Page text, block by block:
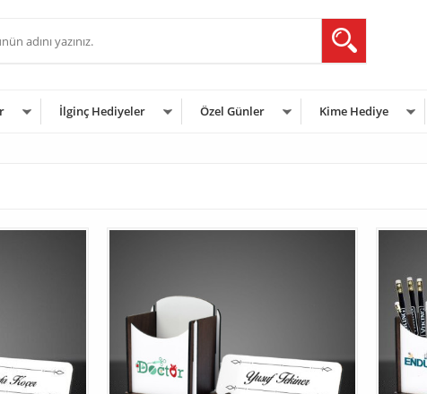
İlginç Hediyeler Özel Günler Kime Hediye